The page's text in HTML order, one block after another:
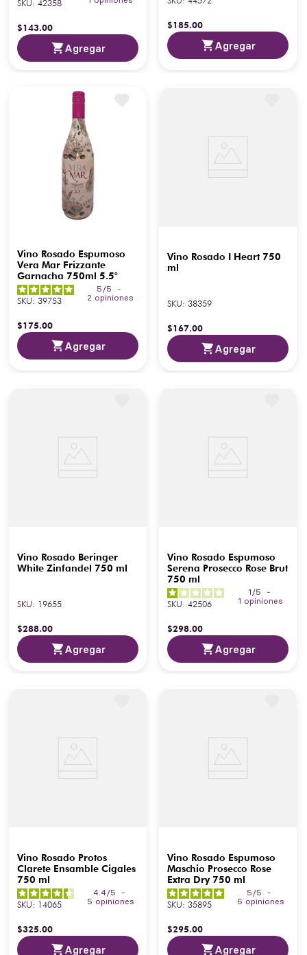
SKU: 42358
$143.00
Agregar
$185.00
Agregar
Vino Rosado Espumoso
Vera Mar Frizzante
Garnacha 750ml 5.5°
5 /5
-
2 opiniones
SKU: 39753
$175.00
Agregar
Vino Rosado I Heart 750
ml
SKU: 38359
$167.00
Agregar
Vino Rosado Beringer
White Zinfandel 750 ml
SKU: 19655
$288.00
Agregar
Vino Rosado Espumoso
Serena Prosecco Rose Brut
750 ml
1 /5
-
1 opiniones
SKU: 42506
$298.00
Agregar
Vino Rosado Protos
Clarete Ensamble Cigales
750 ml
4.4 /5
-
5 opiniones
SKU: 14065
$325.00
Agregar
Vino Rosado Espumoso
Maschio Prosecco Rose
Extra Dry 750 ml
5 /5
-
6 opiniones
SKU: 35895
$295.00
Agregar